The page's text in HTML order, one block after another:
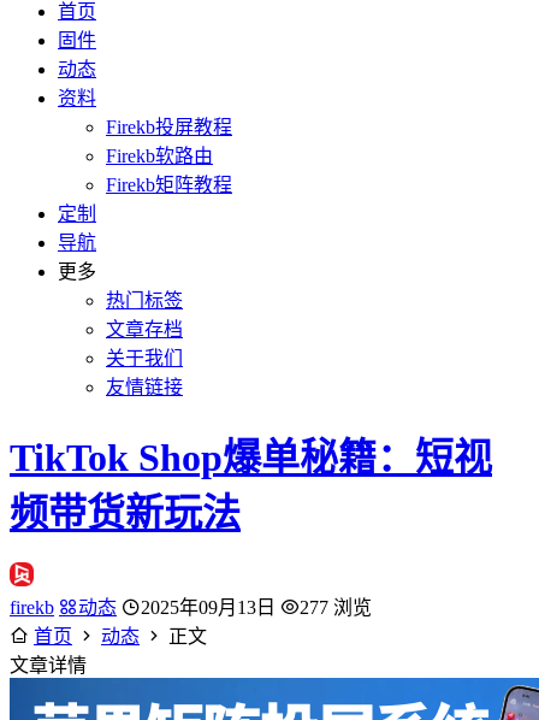
首页
固件
动态
资料
Firekb投屏教程
Firekb软路由
Firekb矩阵教程
定制
导航
更多
热门标签
文章存档
关于我们
友情链接
TikTok Shop爆单秘籍：短视
频带货新玩法
firekb 动态 2025年09月13日
277 浏览
首页
动态
正文
文章详情